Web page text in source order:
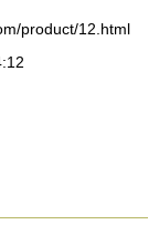
product/12.html